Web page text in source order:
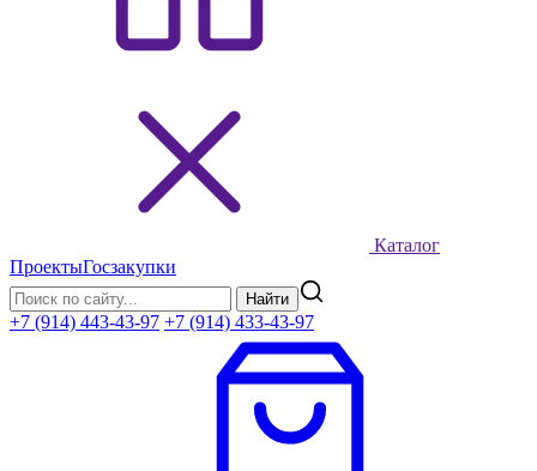
Каталог
ПроектыГосзакупки
Найти
+7 (914) 443-43-97 +7 (914) 433-43-97